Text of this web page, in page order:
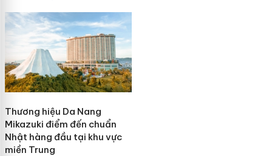
Thương hiệu Da Nang
Mikazuki điểm đến chuẩn
Nhật hàng đầu tại khu vực
miền Trung